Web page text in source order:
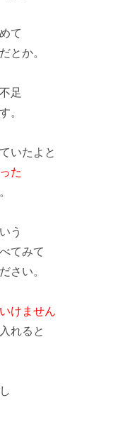
て
とか。
足
。
いたよと
た
う
てみて
さい。
いけません
れると